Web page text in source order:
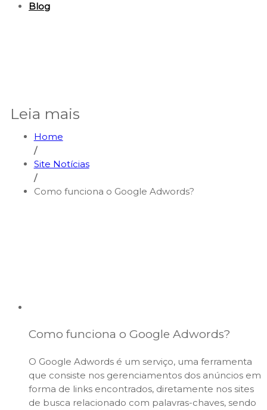
Blog
Leia mais
Home
/
Site Notícias
/
Como funciona o Google Adwords?
Como funciona o Google Adwords?
O Google Adwords é um serviço, uma ferramenta
que consiste nos gerenciamentos dos anúncios em
forma de links encontrados, diretamente nos sites
de busca relacionado com palavras-chaves, sendo